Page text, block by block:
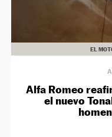
EL
Alfa Romeo
el nuevo